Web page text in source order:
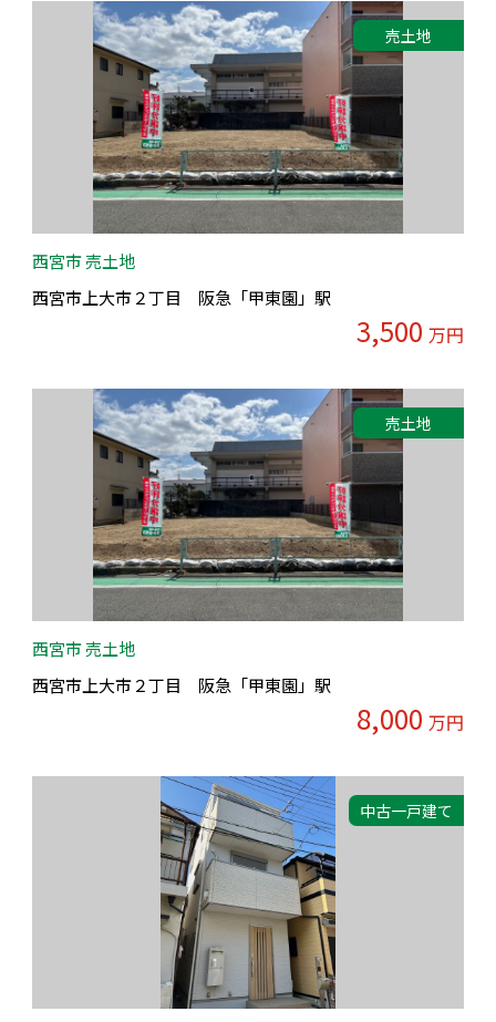
売土地
西宮市 売土地
西宮市上大市２丁目 阪急「甲東園」駅
3,500 万円
売土地
西宮市 売土地
西宮市上大市２丁目 阪急「甲東園」駅
8,000 万円
中古一戸建て